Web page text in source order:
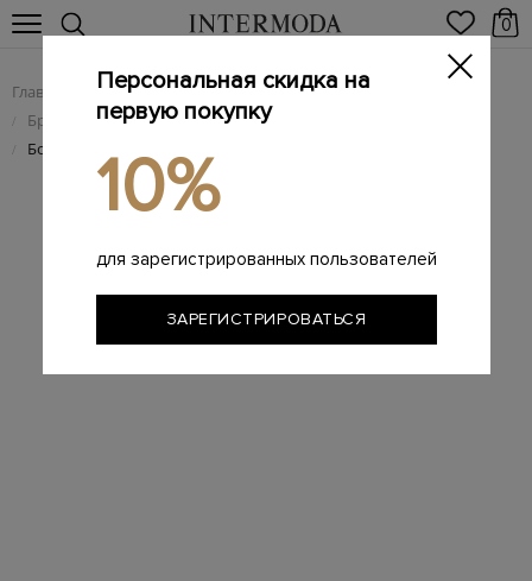
0
Главная Мужчинам / Брендовая мужская обувь
/ Брендовые мужские ботинки
/ Ботинки-дерби из телячьей кожи с брогированной отделкой
Персональная скидка на
первую покупку
10%
для зарегистрированных пользователей
ЗАРЕГИСТРИРОВАТЬСЯ